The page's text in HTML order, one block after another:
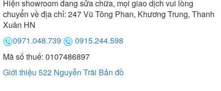
đáo, bồn tắm Selta còn có sự phong phú về kích
thước. Giúp bạn dễ dàng lựa chọn được model phù
hợp với diện tích phòng tắm từ nhỏ hẹp đến rộng
rãi. Sản phẩm có kích thước phổ thông như sau:
-Bồn tắm góc: 900x1540x650 mm, 900x900x520
mm, 1200x1200x650 mm, 1250x1250x540 mm,
Hiện showroom đang sửa chữa, mọi giao dịch vui lòng
chuyển về địa chỉ: 247 Vũ Tông Phan, Khương Trung, Thanh
Xuân HN
0971.048.739
0915.244.598
Mã số thuế: 0107486897
Giới thiệu 522 Nguyễn Trãi Bản đồ